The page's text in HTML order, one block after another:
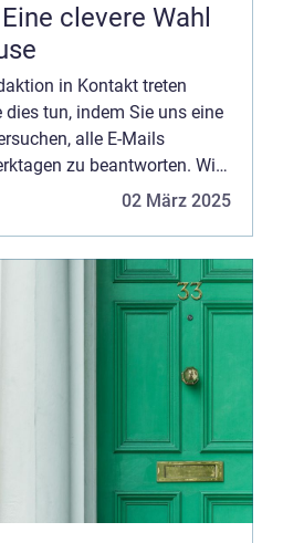
clevere Wahl
in Kontakt treten
tun, indem Sie uns eine
alle E-Mails
zu beantworten. Wir
Reis, Lob und allgemeine
02 März 2025